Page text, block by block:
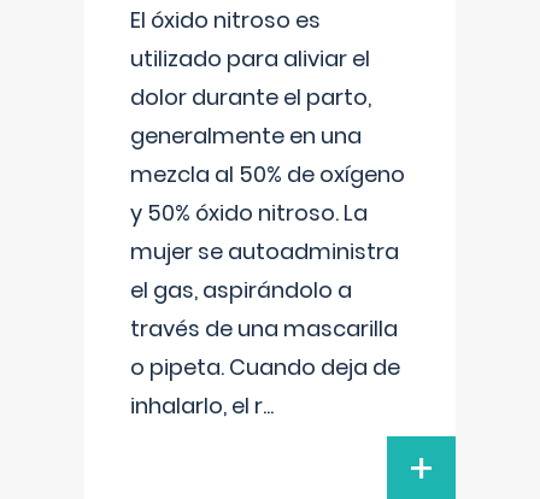
El óxido nitroso es
utilizado para aliviar el
dolor durante el parto,
generalmente en una
mezcla al 50% de oxígeno
y 50% óxido nitroso. La
mujer se autoadministra
el gas, aspirándolo a
través de una mascarilla
o pipeta. Cuando deja de
inhalarlo, el r...
+